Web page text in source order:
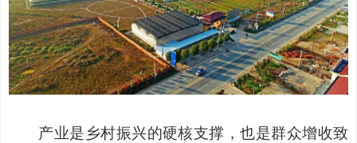
产业是乡村振兴的硬核支撑，也是群众增收致